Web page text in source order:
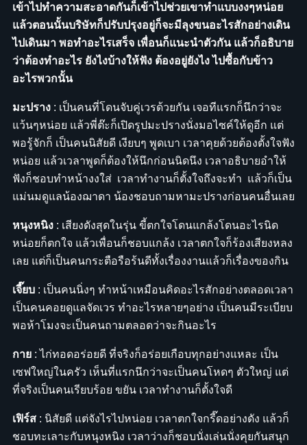
เข้าไปทำความสะอาดกันก็เข้าไปช่วยเขาทำแบบงงๆหน่อย
แล้วตอนนั้นบริษัทก็ปรับปรุงอยู่ก็จะมีลุงขนอะไรสักอย่างเดิน
ไปเดินมา พอทำอะไรเสร็จ เพื่อนก็แนะนำตัวกัน แล้วก็อธิบาย
ว่าต้องทำอะไร ยังไงบ้างให้ฟัง ต้องอยู่ยังไง ไปซื้อกับข้าว
อะไรพวกนั้น
มะปราง : เป็นคนที่โดนจับคู่เวรด้วยกัน เจอทีแรกก็นึกว่าจะ
แว้นๆหน่อย แล้วพี่ต๊ะก็เปิดรูปมะปรางนั่งมอไซค์ให้ดูอีก แต่
พอรู้จักก็ เป็นคนนิสัยดี เงียบๆ พูดเบา เวลาคุยด้วยต้องตั้งใจฟัง
หน่อย แล้วเวลาพูดก็ต้องให้นึกก่อนนิดนึง เวลาอธิบายอำให้
ฟังก็ชอบทำหน้างงใส่ เวลาทำงานก็ตั้งใจถึงจะทำ แล้วก็เป็น
แม่นมดูแลน้องฌาดา น้องชอบถามหามะปรางก่อนคนอื่นเลย
หนุงหนิง : เสียงดังสุดในรุ่น ขี้ตกใจโดนแกล้งโดนอะไรนิด
หน่อยก็ตกใจ แล้วเพื่อนก็ชอบแกล้ง เวลาตกใจก็ร้องเสียงหลง
เลย แต่ก็เป็นคนกระตือรือร้นดีทั้งเรื่องงานแล้วก็เรื่องของกิน
เจี๊ยบ : เป็นคนนิ่งๆ ทำหน้าเหมือนคิดอะไรสักอย่างตลอดเวลา
เป็นคนคอยดูแลจัดเวร ทำอะไรหลายๆอย่าง เป็นคนมีระเบียบ
พอห้าโมงจะเป็นคนถามตลอดว่าจะกินอะไร
กาย : ไก่ทอดอร่อยดี ที่จริงก็อร่อยเกือบทุกอย่างแหละ เป็น
เซฟใหญ่ในครัว เห็นที่แรกนึกว่าจะเป็นคนโหดๆ ตัวใหญ่ แต่
ที่จริงเป็นคนเรียบร้อย ขยัน เวลาทำงานก็ตั้งใจดี
เฟิร์ส : นิสัยดี แต่จังไรไปหน่อย เวลาตกใจกรี๊ดอย่างดัง แล้วก็
ชอบทะเลาะกับหนุงหนิง เวลาว่างก็ชอบนั่งเล่นนั่งคุยกันสนุก